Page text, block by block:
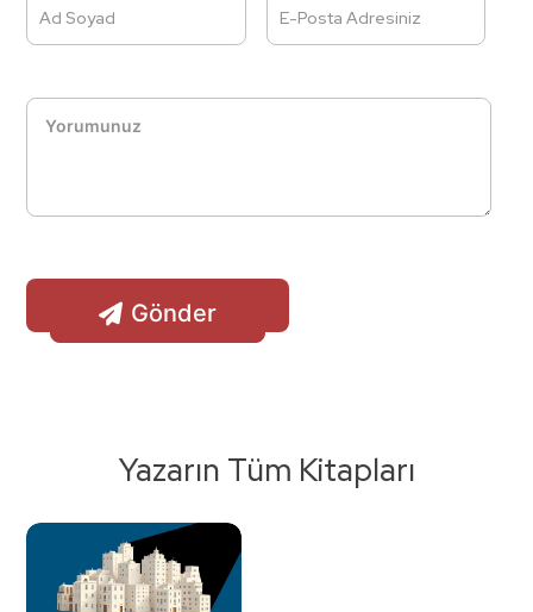
Ad Soyad E-Posta Adresiniz
Gönder
Yazarın Tüm Kitapları